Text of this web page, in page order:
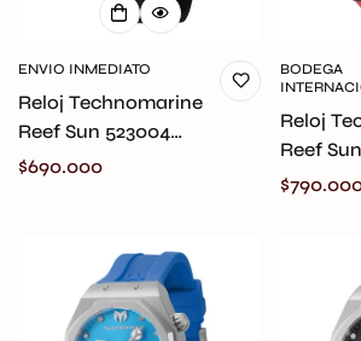
ENVIO INMEDIATO
Reloj Technomarine
Reef Sun 523004
Original
Precio
$690.000
BODEGA
Reloj
Reef
Original
Precio
Confirm your